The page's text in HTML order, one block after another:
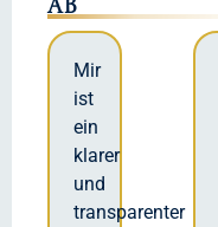
ab
Mir
ist
ein
klarer
und
transparenter